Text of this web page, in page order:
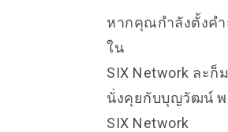
หากคุณกำลังตั้งค
ใน
SIX Network ละ
นั่งคุยกับบุญวัฒน์ พ
SIX Network